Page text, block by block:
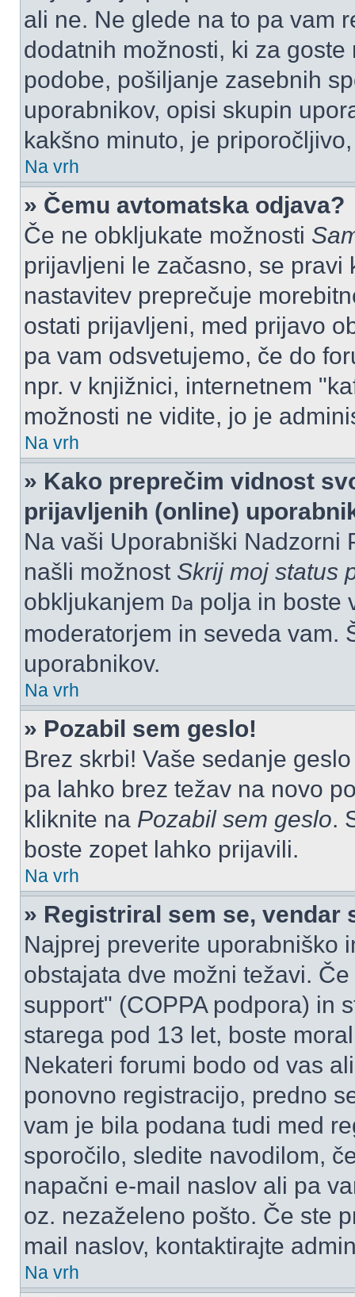
ali ne. Ne glede na to pa vam
dodatnih možnosti, ki za
podobe, pošiljanje zasebnih
uporabnikov, opisi skupin
kakšno minuto, je
Na vrh
» Čemu avtomatska odjava?
Če ne obkljukate možnosti
prijavljeni le začasno, se pravi
nastavitev preprečuje
ostati prijavljeni, med prijavo
pa vam odsvetujemo, če do
npr. v knjižnici, internetnem
možnosti ne vidite, jo je
Na vrh
» Kako preprečim vidnost
prijavljenih (online)
Na vaši Uporabniški Nadzorni
našli možnost Skrij moj status
obkljukanjem Da polja in boste
moderatorjem in seveda vam.
uporabnikov.
Na vrh
» Pozabil sem geslo!
Brez skrbi! Vaše sedanje
pa lahko brez težav na novo
kliknite na Pozabil sem geslo.
boste zopet lahko prijavili.
Na vrh
» Registriral sem se, vendar
Najprej preverite uporabniško
obstajata dve možni težavi.
support" (COPPA podpora) in
starega pod 13 let, boste
Nekateri forumi bodo od vas
ponovno registracijo, predno
vam je bila podana tudi med
sporočilo, sledite navodilom,
napačni e-mail naslov ali pa
oz. nezaželeno pošto. Če ste
mail naslov, kontaktirajte
Na vrh